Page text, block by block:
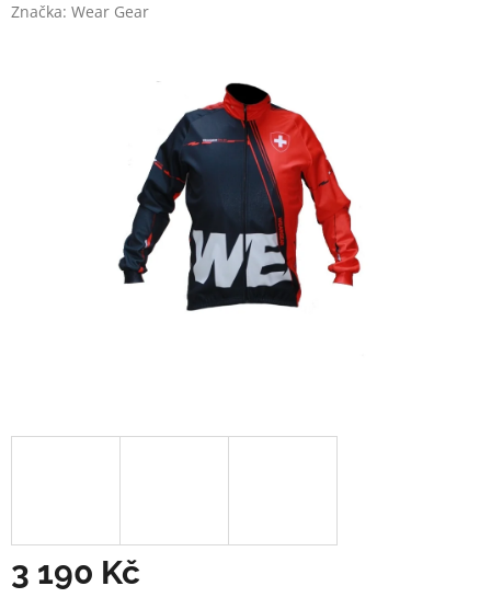
Značka: Wear Gear
3 190 Kč